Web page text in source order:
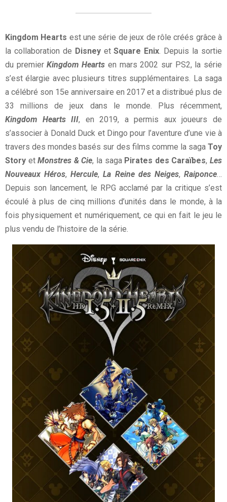
Kingdom Hearts est une série de jeux de rôle créés grâce à
la collaboration de DisneyetSquare Enix . Depuis la sortie
du premierKingdom Hearts en mars 2002 sur PS2, la série
s’est élargie avec plusieurs titres supplémentaires. La saga
a célébré son 15e anniversaire en 2017 et a distribué plus de
33 millions de jeux dans le monde. Plus récemment,
Kingdom Hearts III, en 2019, a permis aux joueurs de
s’associer à Donald Duck et Dingo pour l’aventure d’une vie à
travers des mondes basés sur des films comme la saga Toy
Story etMonstres & Cie, la saga Pirates des Caraïbes,Les
Nouveaux Héros,Hercule,La Reine des Neiges,Raiponce
Depuis son lancement, le RPG acclamé par la critique s’est
écoulé à plus de cinq millions d’unités dans le monde, à la
fois physiquement et numériquement, ce qui en fait le jeu le
plus vendu de l’histoire de la série.